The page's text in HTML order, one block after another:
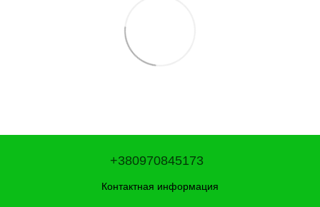
+380970845173
Контактная информация